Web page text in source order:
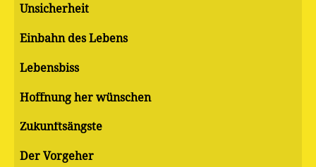
Unsicherheit
Einbahn des Lebens
Lebensbiss
Hoffnung her wünschen
Zukunftsängste
Der Vorgeher